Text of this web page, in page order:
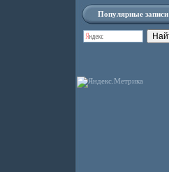
Популярные записи